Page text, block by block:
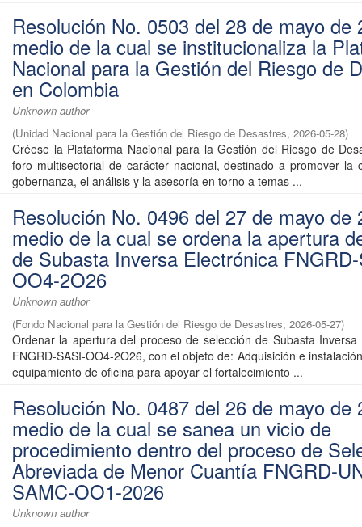
Resolución No. 0503 del 28 de mayo de
medio de la cual se institucionaliza la
Nacional para la Gestión del Riesgo de
en Colombia
Unknown author
(Unidad Nacional para la Gestión del Riesgo de Desastres, 2026-05-28)
Créese la Plataforma Nacional para la Gestión del Riesgo de
foro multisectorial de carácter nacional, destinado a promover la
gobernanza, el análisis y la asesoría en torno a temas ...
Resolución No. 0496 del 27 de mayo de
medio de la cual se ordena la apertura
de Subasta Inversa Electrónica
OO4-2O26
Unknown author
(Fondo Nacional para la Gestión del Riesgo de Desastres, 2026-05-27)
Ordenar la apertura del proceso de selección de Subasta Inversa
FNGRD-SASI-OO4-2O26, con el objeto de: Adquisición e
equipamiento de oficina para apoyar el fortalecimiento ...
Resolución No. 0487 del 26 de mayo de
medio de la cual se sanea un vicio de
procedimiento dentro del proceso de
Abreviada de Menor Cuantía FNGRD-
SAMC-OO1-2026
Unknown author